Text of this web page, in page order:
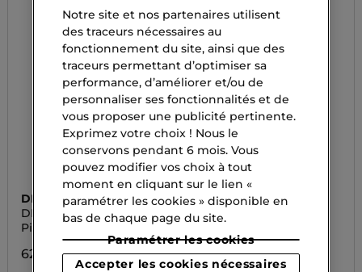
DIOR
DIOR BACKSTAGE
CONTOUR BRUSH N°15
Pinceau Contouring
62,90 CHF
DIOR
DIOR BACKSTAGE N°16
58,90 CHF
Notre site et nos partenaires utilisent
des traceurs nécessaires au
fonctionnement du site, ainsi que des
traceurs permettant d’optimiser sa
performance, d’améliorer et/ou de
personnaliser ses fonctionnalités et de
vous proposer une publicité pertinente.
Exprimez votre choix ! Nous le
conservons pendant 6 mois. Vous
pouvez modifier vos choix à tout
moment en cliquant sur le lien «
paramétrer les cookies » disponible en
bas de chaque page du site.
Paramétrer les cookies
Accepter les cookies nécessaires